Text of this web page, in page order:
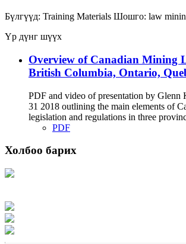
Бүлгүүд: Training Materials Шошго: law
Үр дүнг шүүх
Overview of Canadian Mining
British Columbia, Ontario,
PDF and video of presentation by Glenn
31 2018 outlining the main elements of
legislation and regulations in three
PDF
Холбоо барих